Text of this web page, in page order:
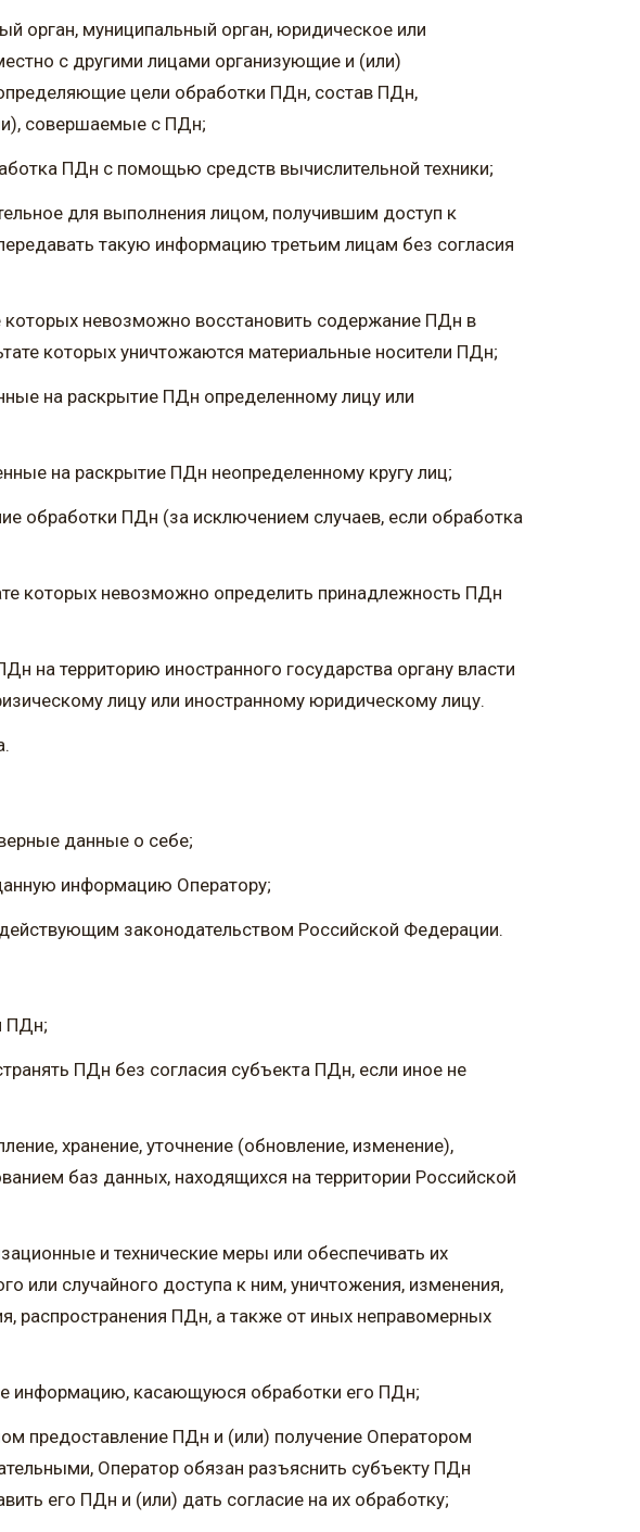
орган, муниципальный орган, юридическое или
с другими лицами организующие и (или)
цели обработки ПДн, состав ПДн,
совершаемые с ПДн;
ПДн с помощью средств вычислительной техники;
для выполнения лицом, получившим доступ к
такую информацию третьим лицам без согласия
которых невозможно восстановить содержание ПДн в
которых уничтожаются материальные носители ПДн;
на раскрытие ПДн определенному лицу или
на раскрытие ПДн неопределенному кругу лиц;
обработки ПДн (за исключением случаев, если обработка
которых невозможно определить принадлежность ПДн
на территорию иностранного государства органу власти
лицу или иностранному юридическому лицу.
данные о себе;
информацию Оператору;
законодательством Российской Федерации.
ПДн;
ПДн без согласия субъекта ПДн, если иное не
хранение, уточнение (обновление, изменение),
баз данных, находящихся на территории Российской
и технические меры или обеспечивать их
или случайного доступа к ним, уничтожения, изменения,
распространения ПДн, а также от иных неправомерных
информацию, касающуюся обработки его ПДн;
предоставление ПДн и (или) получение Оператором
Оператор обязан разъяснить субъекту ПДн
его ПДн и (или) дать согласие на их обработку;